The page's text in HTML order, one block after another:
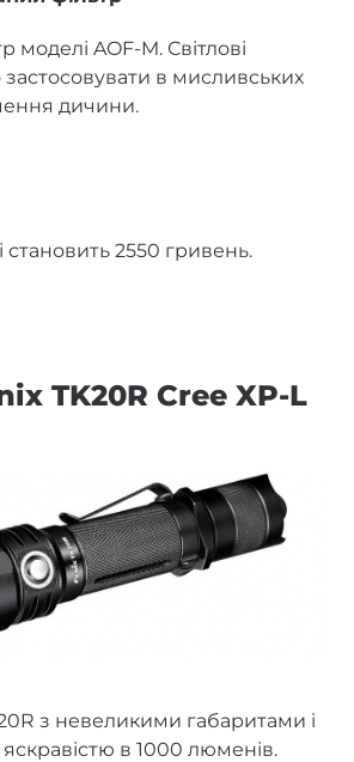
моделі AOF-M. Світлові
в мисливських
дичини.
становить 2550 гривень.
TK20R Cree XP-L
з невеликими габаритами і
в 1000 люменів.